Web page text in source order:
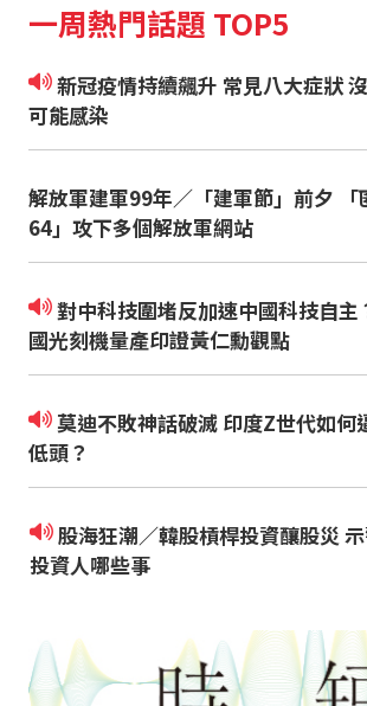
一周熱門話題 TOP5
新冠疫情持續飆升 常見八大症狀 沒發燒也
可能感染
解放軍建軍99年／「建軍節」前夕 「
64」攻下多個解放軍網站
對中科技圍堵反加速中國科技自主？！中
國光刻機量產印證黃仁勳觀點
莫迪不敗神話破滅 印度Z世代如何逼政府
低頭？
股海狂潮／韓股槓桿投資釀股災 示警台股
投資人哪些事